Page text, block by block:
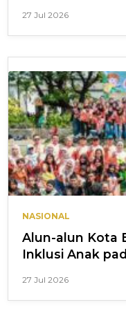
27 Jul 2026
NASIONAL
Alun-alun Kota
Inklusi Anak
27 Jul 2026